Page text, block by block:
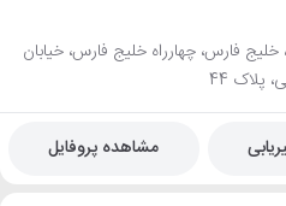
نوروزآباد، خلیج فارس، چهارراه خلیج فارس، خیابان
44
مشاهده پروفایل